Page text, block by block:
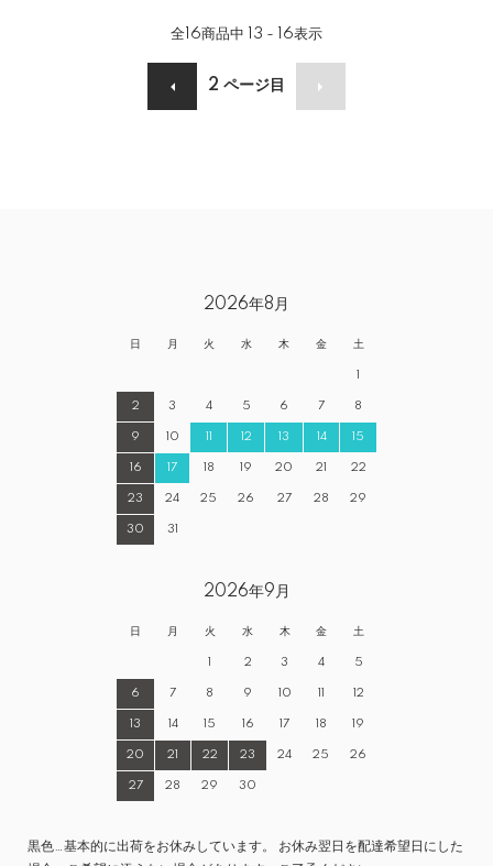
全 16商品中 13 - 16表示
2 ページ目
2026年8月
日 月 火 水 木 金 土
1
2 3 4 5 6 7 8
9 10 11 12 13 14 15
16 17 18 19 20 21 22
23 24 25 26 27 28 29
30 31
2026年9月
日 月 火 水 木 金 土
1 2 3 4 5
6 7 8 9 10 11 12
13 14 15 16 17 18 19
20 21 22 23 24 25 26
27 28 29 30
黒色…基本的に出荷をお休みしています。 お休み翌日を配達希望日にした